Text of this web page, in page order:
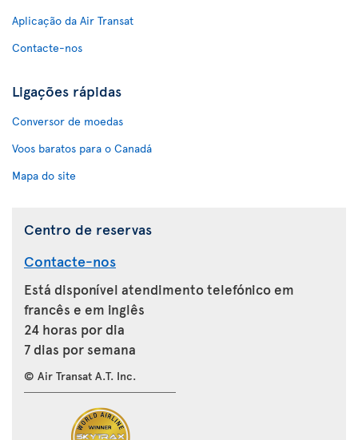
Aplicação da Air Transat
Contacte-nos
Ligações rápidas
Conversor de moedas
Voos baratos para o Canadá
Mapa do site
Centro de reservas
Contacte-nos
Está disponível atendimento telefónico em
francês e em inglês
24 horas por dia
7 dias por semana
© Air Transat A.T. Inc.